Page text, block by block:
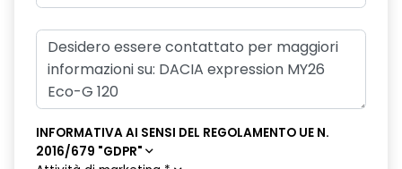
compatibile 2G/3G o 4G/5G in base al veicolo
Frenata di emergenza anteriore
Ganci Isofix sui posti laterali sul retro
HARM06
Kit di gonfiaggio
INFORMATIVA AI SENSI DEL REGOLAMENTO UE N.
2016/679 "GDPR"